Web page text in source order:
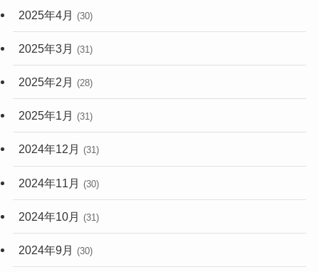
2025年4月 (30)
2025年3月 (31)
2025年2月 (28)
2025年1月 (31)
2024年12月 (31)
2024年11月 (30)
2024年10月 (31)
2024年9月 (30)